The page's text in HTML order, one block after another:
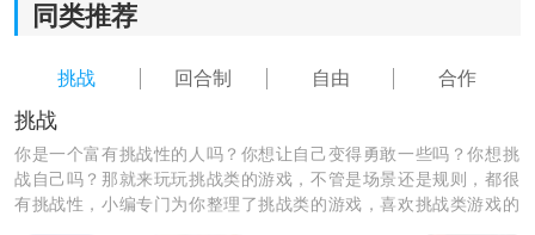
的资质值
珍兽、仙兽、神兽洗髓触发变异必定解锁
变异皮肤变异皮肤可自行选择幻化
同类推荐
挑战 回合制 自由 合作
挑战
你是一个富有挑战性的人吗？你想让自己变得勇敢一些吗？你想挑
战自己吗？那就来玩玩挑战类的游戏，不管是场景还是规则，都很
有挑战性，小编专门为你整理了挑战类的游戏，喜欢挑战类游戏的